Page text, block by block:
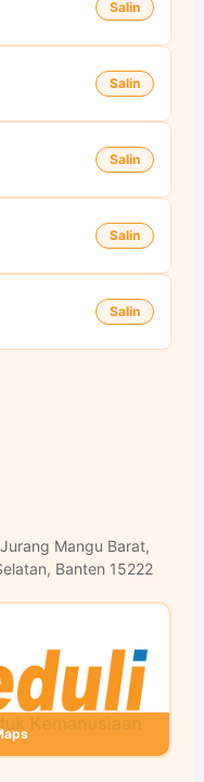
Salin
Salin
Salin
Salin
Salin
Mangu Barat,
Banten 15222